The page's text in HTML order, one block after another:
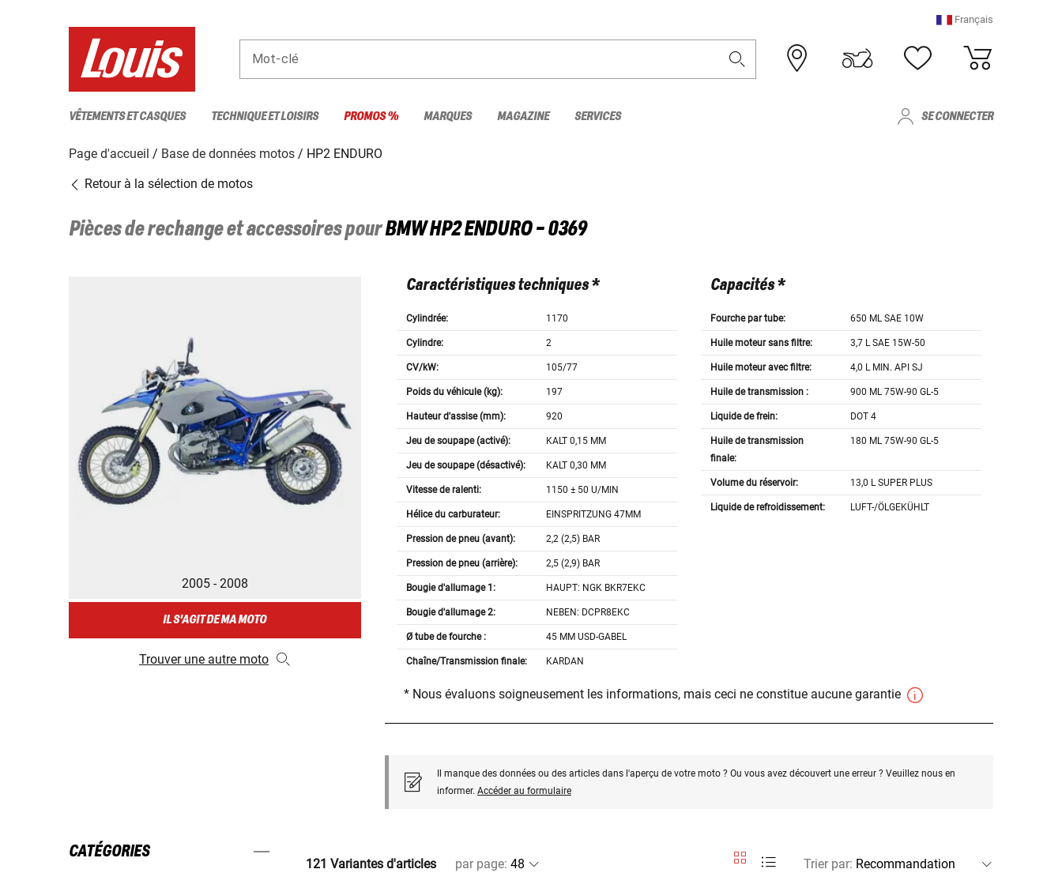
Français
Mot-clé
VÊTEMENTS ET CASQUES TECHNIQUE ET LOISIRS PROMOS % MARQUES MAGAZINE SERVICES SE CONNECTER
Page d'accueil Base de données motos
HP2 ENDURO
Retour à la sélection de motos
Pièces de rechange et accessoires pourBMWHP2 ENDURO - 0369
2005 - 2008
IL S'AGIT DE MA MOTO
Trouver une autre moto
Caractéristiques techniques *
Cylindrée: 1170
Cylindre: 2
CV/kW: 105/77
Poids du véhicule (kg): 197
Hauteur d'assise (mm): 920
Jeu de soupape (activé): KALT 0,15 MM
Jeu de soupape (désactivé): KALT 0,30 MM
Vitesse de ralenti: 1150 ± 50 U/MIN
Hélice du carburateur: EINSPRITZUNG 47MM
Pression de pneu (avant): 2,2 (2,5) BAR
Pression de pneu (arrière): 2,5 (2,9) BAR
Bougie d'allumage 1: HAUPT: NGK BKR7EKC
Bougie d'allumage 2: NEBEN: DCPR8EKC
Ø tube de fourche : 45 MM USD-GABEL
Chaîne/Transmission finale: KARDAN
Capacités *
Fourche par tube: 650 ML SAE 10W
Huile moteur sans filtre: 3,7 L SAE 15W-50
Huile moteur avec filtre: 4,0 L MIN. API SJ
Huile de transmission : 900 ML 75W-90 GL-5
Liquide de frein: DOT 4
Huile de transmission
finale:
180 ML 75W-90 GL-5
Volume du réservoir: 13,0 L SUPER PLUS
Liquide de refroidissement: LUFT-/ÖLGEKÜHLT
* Nous évaluons soigneusement les informations, mais ceci ne constitue aucune garantie
Il manque des données ou des articles dans l'aperçu de votre moto ? Ou vous avez découvert une erreur ? Veuillez nous en
informer. Accéder au formulaire
CATÉGORIES
121 Variantes d'articles par page: Trier par: